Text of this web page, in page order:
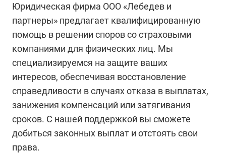
Юридическая фирма ООО «Лебедев и
партнеры» предлагает квалифицированную
помощь в решении споров со страховыми
компаниями для физических лиц. Мы
специализируемся на защите ваших
интересов, обеспечивая восстановление
справедливости в случаях отказа в выплатах,
занижения компенсаций или затягивания
сроков. С нашей поддержкой вы сможете
добиться законных выплат и отстоять свои
права.